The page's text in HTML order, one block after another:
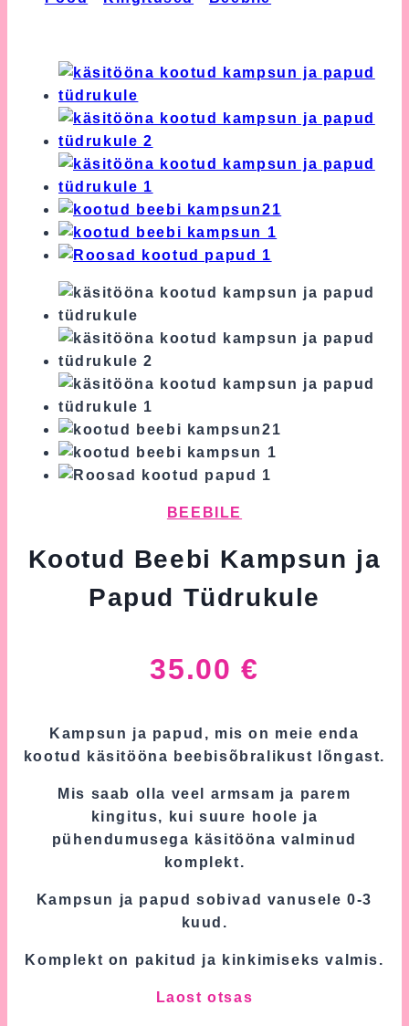
BEEBILE
Kootud Beebi Kampsun ja
Papud Tüdrukule
35.00 €
Kampsun ja papud, mis on meie enda
kootud käsitööna beebisõbralikust lõngast.
Mis saab olla veel armsam ja parem
kingitus, kui suure hoole ja
pühendumusega käsitööna valminud
komplekt.
Kampsun ja papud sobivad vanusele 0-3
kuud.
Komplekt on pakitud ja kinkimiseks valmis.
Laost otsas